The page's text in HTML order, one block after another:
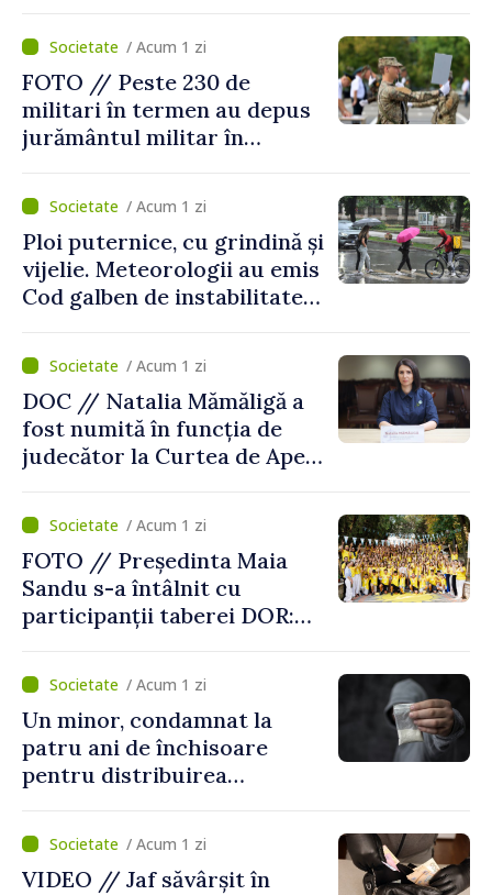
/ Acum 1 zi
FOTO // Peste 230 de
militari în termen au depus
jurământul militar în
/ Acum 1 zi
Ploi puternice, cu grindină și
vijelie. Meteorologii au emis
Cod galben de instabilitate
/ Acum 1 zi
DOC // Natalia Mămăligă a
fost numită în funcția de
judecător la Curtea de Apel
/ Acum 1 zi
FOTO // Președinta Maia
Sandu s-a întâlnit cu
participanții taberei DOR:
noastră rămâne puternică”
/ Acum 1 zi
Un minor, condamnat la
patru ani de închisoare
pentru distribuirea
/ Acum 1 zi
VIDEO // Jaf săvârșit în